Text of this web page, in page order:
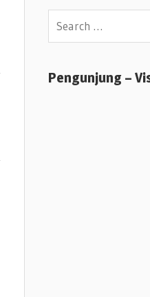
Pengunjung –